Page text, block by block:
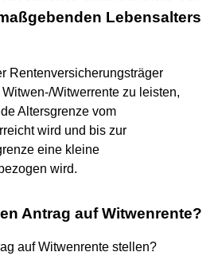
Lebensalters
Rentenversicherungsträger
Witwerrente zu leisten,
Altersgrenze vom
wird und bis zur
eine kleine
wird.
Antrag auf Witwenrente?
auf Witwenrente stellen?